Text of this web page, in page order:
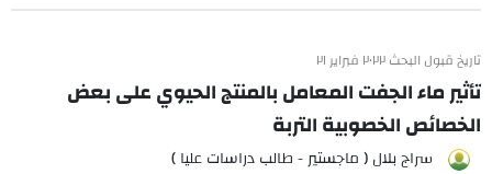
تاريخ قبول البحث ٢٠٢٢ فبراير ٢١
تأثير ماء الجفت المعامل بالمنتج الحيوي على بعض
الخصائص الخصوبية التربة
سراج بلال ( ماجستير - طالب دراسات عليا )